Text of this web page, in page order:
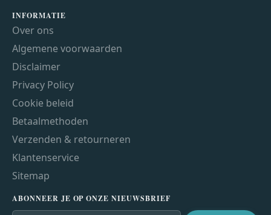
INFORMATIE
Over ons
Algemene voorwaarden
Disclaimer
Privacy Policy
Cookie beleid
Betaalmethoden
Verzenden & retourneren
Klantenservice
Sitemap
ABONNEER JE OP ONZE NIEUWSBRIEF